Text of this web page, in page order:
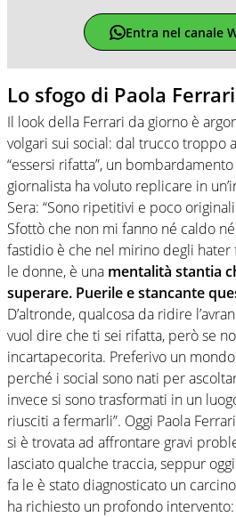
Entra nel canale
Lo sfogo di Paola Ferrari
Il look della Ferrari da giorno è
volgari sui social: dal trucco troppo
“essersi rifatta”, un
giornalista ha voluto replicare in
Sera: “Sono ripetitivi e poco
Sfottò che non mi fanno né caldo
fastidio è che nel mirino degli hater
le donne, è una mentalità stantia
superare. Puerile e stancante
D’altronde, qualcosa da ridire
vuol dire che ti sei rifatta, però se
incartapecorita. Preferivo un
perché i social sono nati per
invece si sono trasformati in un
riusciti a fermarli”. Oggi Paola
si è trovata ad affrontare gravi
lasciato qualche traccia, seppur
fa le è stato diagnosticato un
ha richiesto un profondo intervento: